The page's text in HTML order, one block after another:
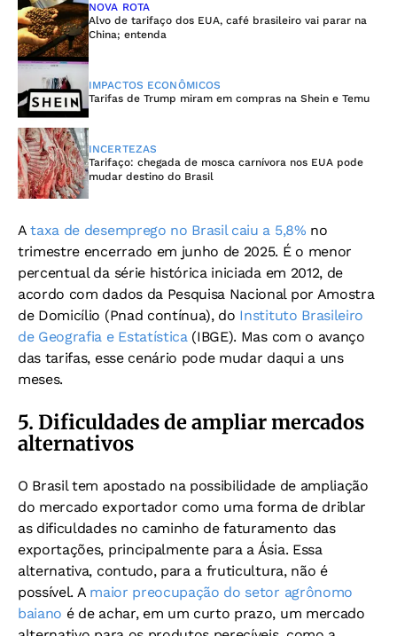
NOVA ROTA
Alvo de tarifaço dos EUA, café brasileiro vai parar na
China; entenda
IMPACTOS ECONÔMICOS
Tarifas de Trump miram em compras na Shein e Temu
INCERTEZAS
Tarifaço: chegada de mosca carnívora nos EUA pode
mudar destino do Brasil
Ataxa de desemprego no Brasil caiu a 5,8% no
trimestre encerrado em junho de 2025. É o menor
percentual da série histórica iniciada em 2012, de
acordo com dados da Pesquisa Nacional por Amostra
de Domicílio (Pnad contínua), do Instituto Brasileiro
de Geografia e Estatística(IBGE). Mas com o avanço
das tarifas, esse cenário pode mudar daqui a uns
meses.
5. Dificuldades de ampliar mercados
alternativos
O Brasil tem apostado na possibilidade de ampliação
do mercado exportador como uma forma de driblar
as dificuldades no caminho de faturamento das
exportações, principalmente para a Ásia. Essa
alternativa, contudo, para a fruticultura, não é
possível. Amaior preocupação do setor agrônomo
baiano é de achar, em um curto prazo, um mercado